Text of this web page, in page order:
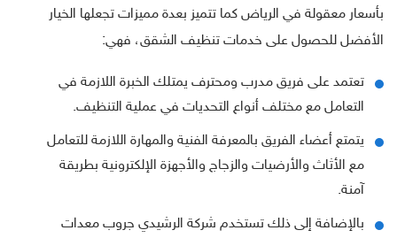
بأسعار معقولة في الرياض كما تتميز بعدة مميزات تجعلها الخيار
الأفضل للحصول على خدمات تنظيف الشقق، فهي:
تعتمد على فريق مدرب ومحترف يمتلك الخبرة اللازمة في
التعامل مع مختلف أنواع التحديات في عملية التنظيف.
يتمتع أعضاء الفريق بالمعرفة الفنية والمهارة اللازمة للتعامل
مع الأثاث والأرضيات والزجاج والأجهزة الإلكترونية بطريقة
آمنة.
بالإضافة إلى ذلك تستخدم شركة الرشيدي جروب معدات